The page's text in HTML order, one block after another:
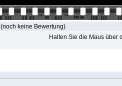
(noch keine Bewertung)
Halten Sie die Maus über